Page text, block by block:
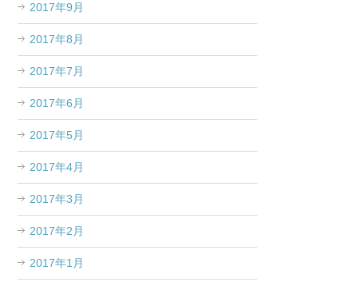
2017年9月
2017年8月
2017年7月
2017年6月
2017年5月
2017年4月
2017年3月
2017年2月
2017年1月